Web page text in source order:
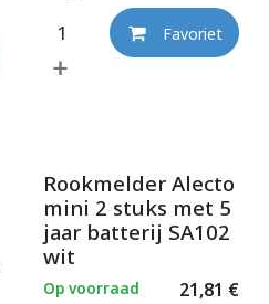
Favoriet
Rookmelder Alecto
mini 2 stuks met 5
jaar batterij SA102
wit
21,81 €
Op voorraad